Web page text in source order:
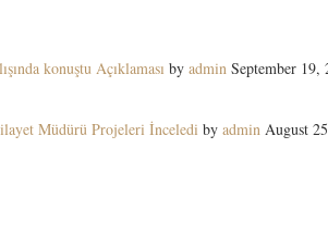
konuştu Açıklaması by admin September 19,
Müdürü Projeleri İnceledi by admin August